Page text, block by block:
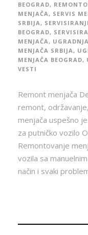
BEOGRAD,
MENJAČA, SERVIS
SRBIJA,
BEOGRAD,
MENJAČA,
MENJAČA SRBIJA,
MENJAČA BEOGRAD,
VESTI
Remont menjača
remont,
menjača uspešno
za putničko vozilo
Remontovanje
vozila sa
način i svaki